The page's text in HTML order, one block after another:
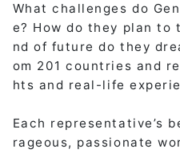
What challenges do
e? How do they plan to
nd of future do they
om 201 countries and
hts and real-life
Each representative’s
rageous, passionate